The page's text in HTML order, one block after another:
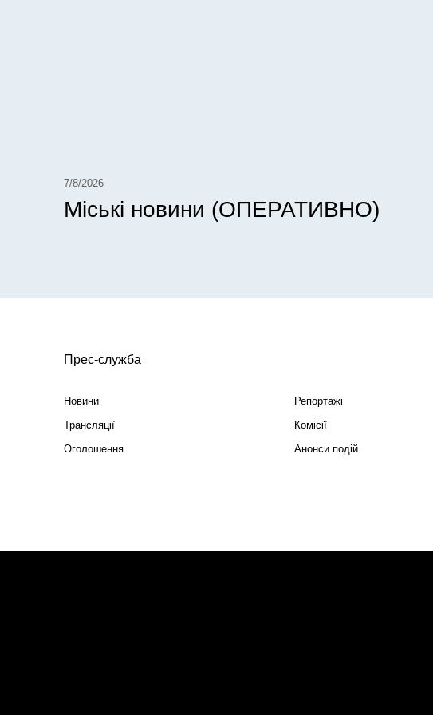
7/8/2026
Міські новини (ОПЕРАТИВНО)
Прес-служба
Новини
Репортажі
Трансляції
Комісії
Оголошення
Анонси подій